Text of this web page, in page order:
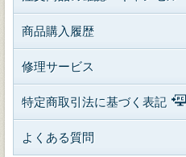
商品購入履歴
修理サービス
特定商取引法に基づく表記
よくある質問